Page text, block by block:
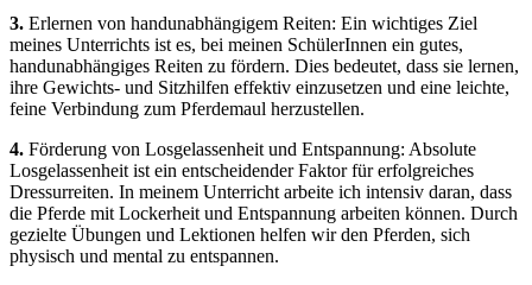
3. Erlernen von handunabhängigem Reiten: Ein wichtiges Ziel
meines Unterrichts ist es, bei meinen SchülerInnen ein gutes,
handunabhängiges Reiten zu fördern. Dies bedeutet, dass sie lernen,
ihre Gewichts- und Sitzhilfen effektiv einzusetzen und eine leichte,
feine Verbindung zum Pferdemaul herzustellen.
4. Förderung von Losgelassenheit und Entspannung: Absolute
Losgelassenheit ist ein entscheidender Faktor für erfolgreiches
Dressurreiten. In meinem Unterricht arbeite ich intensiv daran, dass
die Pferde mit Lockerheit und Entspannung arbeiten können. Durch
gezielte Übungen und Lektionen helfen wir den Pferden, sich
physisch und mental zu entspannen.